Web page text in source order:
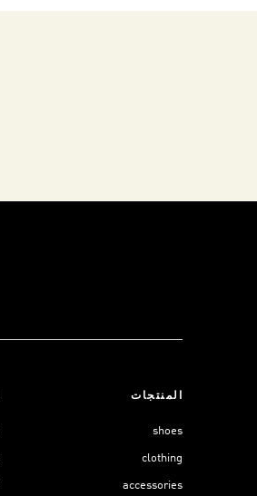
المنتجات
shoes
clothing
accessories